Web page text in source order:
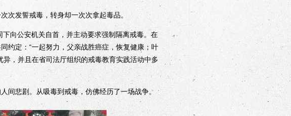
发誓戒毒，转身却一次次拿起毒品。
向公安机关自首，并主动要求强制隔离戒毒。在
约定：“一起努力，父亲战胜癌症，恢复健康；叶
，并且在省司法厅组织的戒毒教育实践活动中多
悲剧。从吸毒到戒毒，仿佛经历了一场战争。